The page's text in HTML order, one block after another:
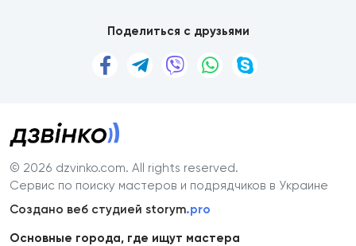
Поделиться с друзьями
© 2026 dzvinko.com. All rights reserved.
Сервис по поиску мастеров и подрядчиков в Украине
Создано веб студией storym.pro
Основные города, где ищут мастера